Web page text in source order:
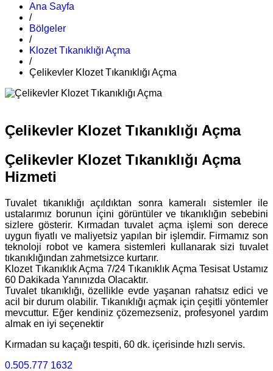
Ana Sayfa
/
Bölgeler
/
Klozet Tıkanıklığı Açma
/
Çelikevler Klozet Tıkanıklığı Açma
Çelikevler Klozet Tıkanıklığı Açma
Çelikevler Klozet Tıkanıklığı Açma
Hizmeti
Tuvalet tıkanıklığı açıldıktan sonra kameralı sistemler ile
ustalarımız borunun içini görüntüler ve tıkanıklığın sebebini
sizlere gösterir. Kırmadan tuvalet açma işlemi son derece
uygun fiyatlı ve maliyetsiz yapılan bir işlemdir. Firmamız son
teknoloji robot ve kamera sistemleri kullanarak sizi tuvalet
tıkanıklığından zahmetsizce kurtarır.
Klozet Tıkanıklık Açma 7/24 Tıkanıklık Açma Tesisat Ustamız
60 Dakikada Yanınızda Olacaktır.
Tuvalet tıkanıklığı, özellikle evde yaşanan rahatsız edici ve
acil bir durum olabilir. Tıkanıklığı açmak için çeşitli yöntemler
mevcuttur. Eğer kendiniz çözemezseniz, profesyonel yardım
almak en iyi seçenektir
Kırmadan su kaçağı tespiti, 60 dk. içerisinde hızlı servis.
0.505.777 1632